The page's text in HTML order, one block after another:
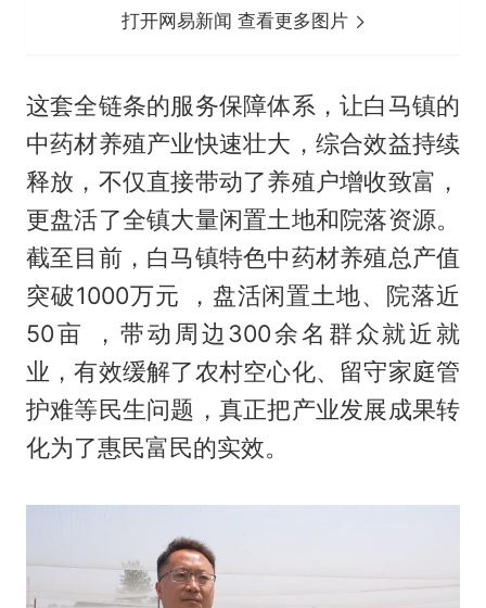
打开网易新闻 查看更多图片
这套全链条的服务保障体系，让白马镇的
中药材养殖产业快速壮大，综合效益持续
释放，不仅直接带动了养殖户增收致富，
更盘活了全镇大量闲置土地和院落资源。
截至目前，白马镇特色中药材养殖总产值
突破1000万元 ，盘活闲置土地、院落近
50亩 ，带动周边300余名群众就近就
业，有效缓解了农村空心化、留守家庭管
护难等民生问题，真正把产业发展成果转
化为了惠民富民的实效。